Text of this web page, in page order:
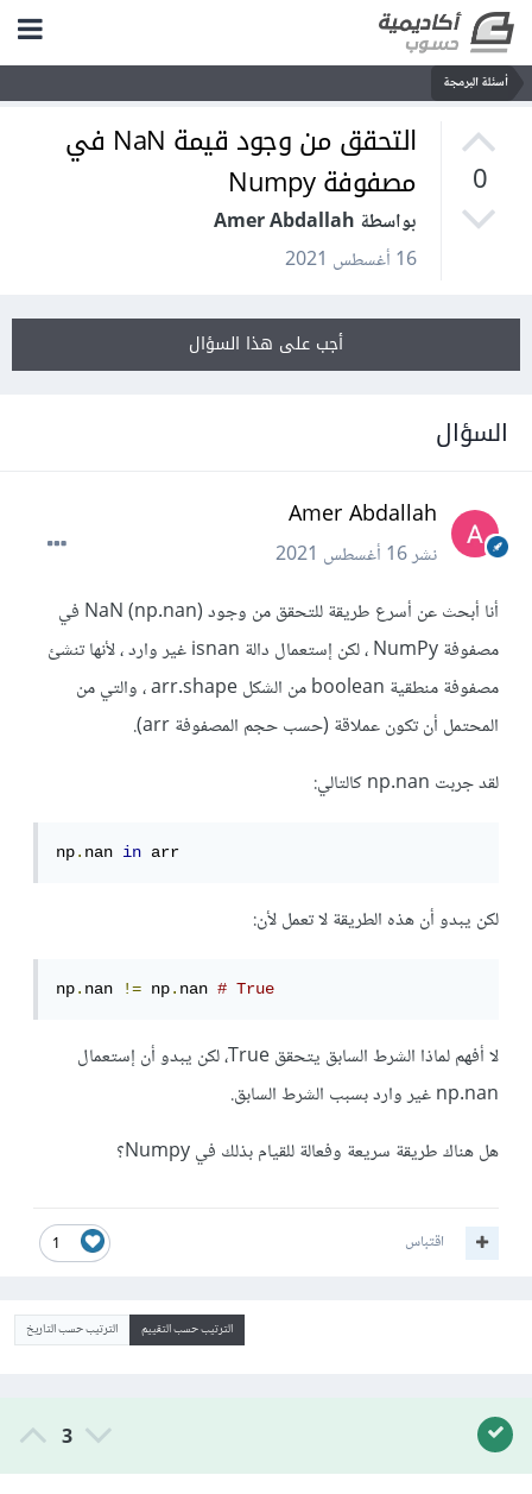
أسئلة البرمجة
0
التحقق من وجود قيمة NaN في
مصفوفة Numpy
بواسطة Amer Abdallah
16 أغسطس 2021
أجب على هذا السؤال
السؤال
Amer Abdallah
نشر16 أغسطس 2021
أنا أبحث عن أسرع طريقة للتحقق من وجود NaN (np.nan) في
مصفوفة NumPy ، لكن إستعمال دالة isnan غير وارد ، لأنها تنشئ
مصفوفة منطقية boolean من الشكل arr.shape ، والتي من
المحتمل أن تكون عملاقة (حسب حجم المصفوفة arr).
لقد جربت np.nan كالتالي:
np.nan in arr
لكن يبدو أن هذه الطريقة لا تعمل لأن:
np.nan != np.nan # True
لا أفهم لماذا الشرط السابق يتحقق True، لكن يبدو أن إستعمال
np.nan غير وارد بسبب الشرط السابق.
هل هناك طريقة سريعة وفعالة للقيام بذلك في Numpy؟
1 اقتباس
الترتيب حسب التقييم الترتيب حسب التاريخ
3